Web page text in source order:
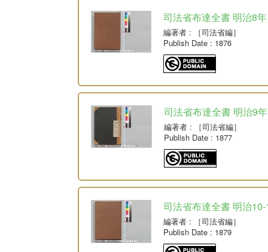
司法省布達全書 明治8年
編著者 : ［司法省編］
Publish Date : 1876
司法省布達全書 明治9年
編著者 : ［司法省編］
Publish Date : 1877
司法省布達全書 明治
編著者 : ［司法省編］
Publish Date : 1879